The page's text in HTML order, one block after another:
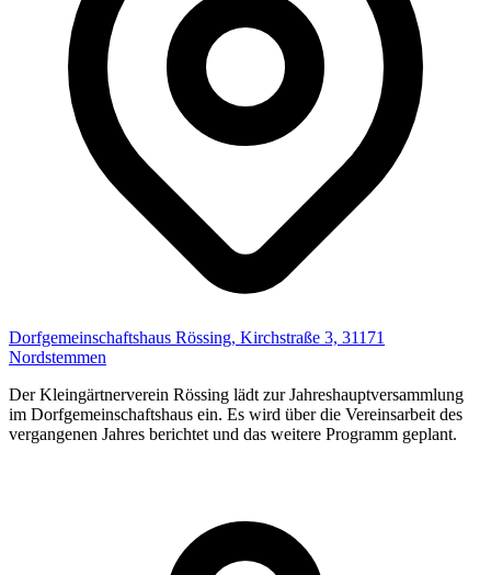
Dorfgemeinschaftshaus Rössing, Kirchstraße 3, 31171
Nordstemmen
Der Kleingärtnerverein Rössing lädt zur Jahreshauptversammlung
im Dorfgemeinschaftshaus ein. Es wird über die Vereinsarbeit des
vergangenen Jahres berichtet und das weitere Programm geplant.